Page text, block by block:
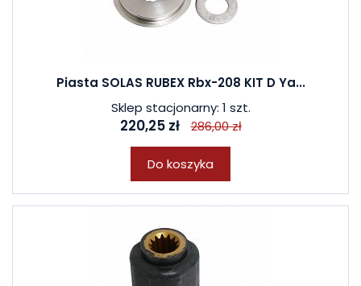
Piasta SOLAS RUBEX Rbx-208 KIT D Ya...
Sklep stacjonarny: 1 szt.
220,25 zł 286,00 zł
Do koszyka